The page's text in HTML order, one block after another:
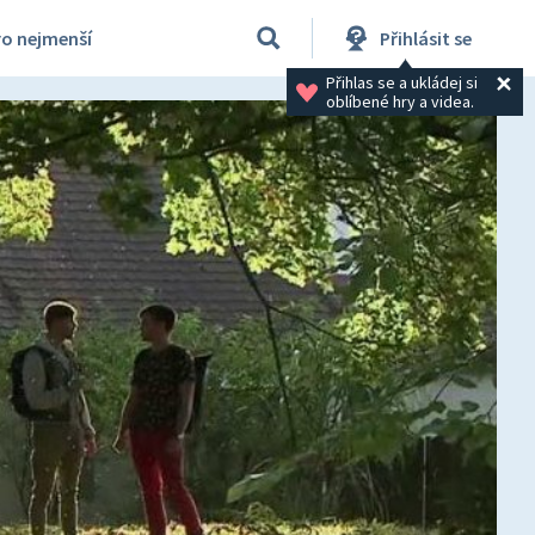
nejmenší Přihlásit se
Přihlas se a ukládej si
oblíbené hry a videa.